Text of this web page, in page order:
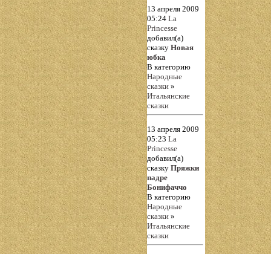
13 апреля 2009
05:24 La
Princesse
добавил(а)
сказку Новая
юбка
В категорию
Народные
сказки »
Итальянские
сказки
13 апреля 2009
05:23 La
Princesse
добавил(а)
сказку Пряжки
падре
Бонифаччо
В категорию
Народные
сказки »
Итальянские
сказки